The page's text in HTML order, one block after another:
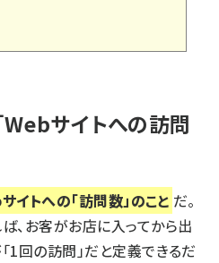
Webサイトへの訪問
イトへの「訪問数」のこと だ。
、お客がお店に入ってから出
1回の訪問」だと定義できるだ